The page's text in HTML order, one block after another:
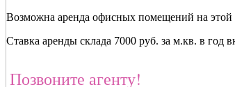
Возможна аренда офисных помещений на
Ставка аренды склада 7000 руб. за м.кв. в
Позвоните агенту!